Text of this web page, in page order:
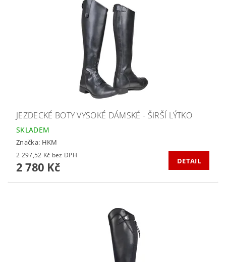
JEZDECKÉ BOTY VYSOKÉ DÁMSKÉ - ŠIRŠÍ LÝTKO
SKLADEM
Značka: HKM
2 297,52 Kč bez DPH
2 780 Kč DETAIL